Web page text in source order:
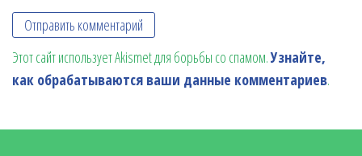
Этот сайт использует Akismet для борьбы со спамом.Узнайте,
как обрабатываются ваши данные комментариев.